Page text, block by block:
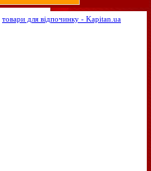
товари для відпочинку - Kapitan.ua